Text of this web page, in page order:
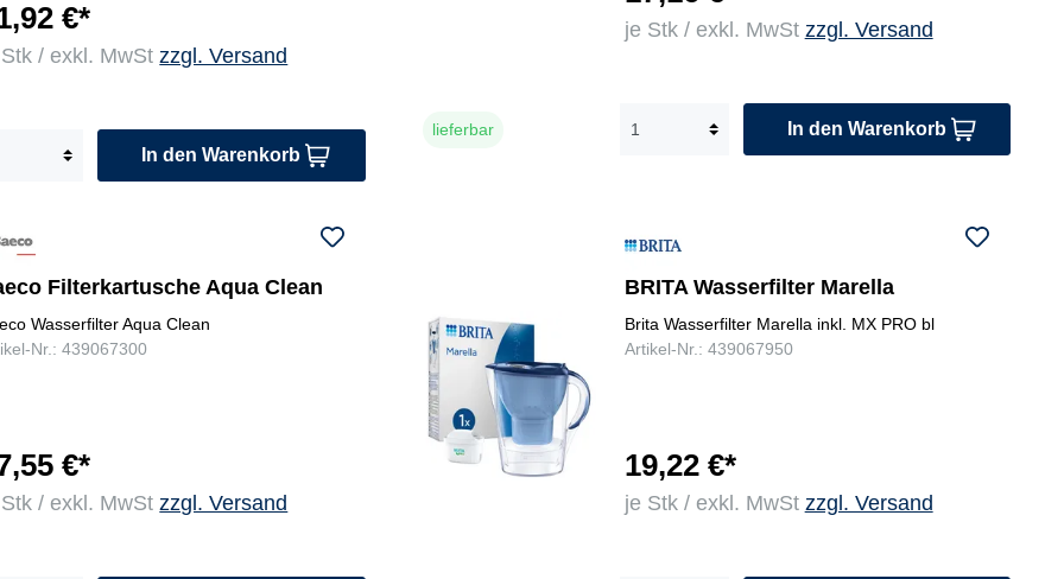
€*
/ exkl. MwStzzgl. Versand
In den Warenkorb
je Stk / exkl. MwSt zzgl. Versand
lieferbar In den Warenkorb
Filterkartusche Aqua Clean
Wasserfilter Aqua Clean
Nr.: 439067300
€*
/ exkl. MwStzzgl. Versand
BRITA Wasserfilter Marella
Brita Wasserfilter Marella inkl. MX PRO bl
Artikel-Nr.: 439067950
19,22 €*
je Stk / exkl. MwSt zzgl. Versand